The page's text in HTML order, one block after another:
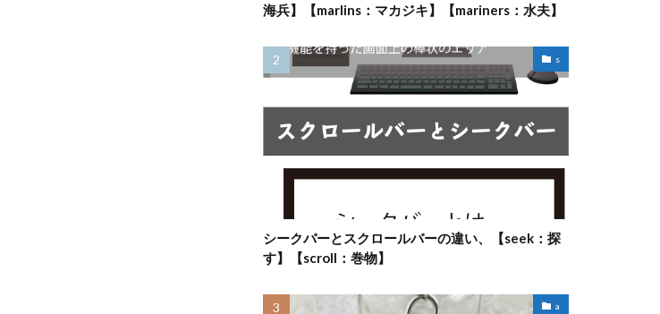
海兵】【marlins：マカジキ】【mariners：水夫】
s
シークバーとスクロールバーの違い、【seek：探
す】【scroll：巻物】
a